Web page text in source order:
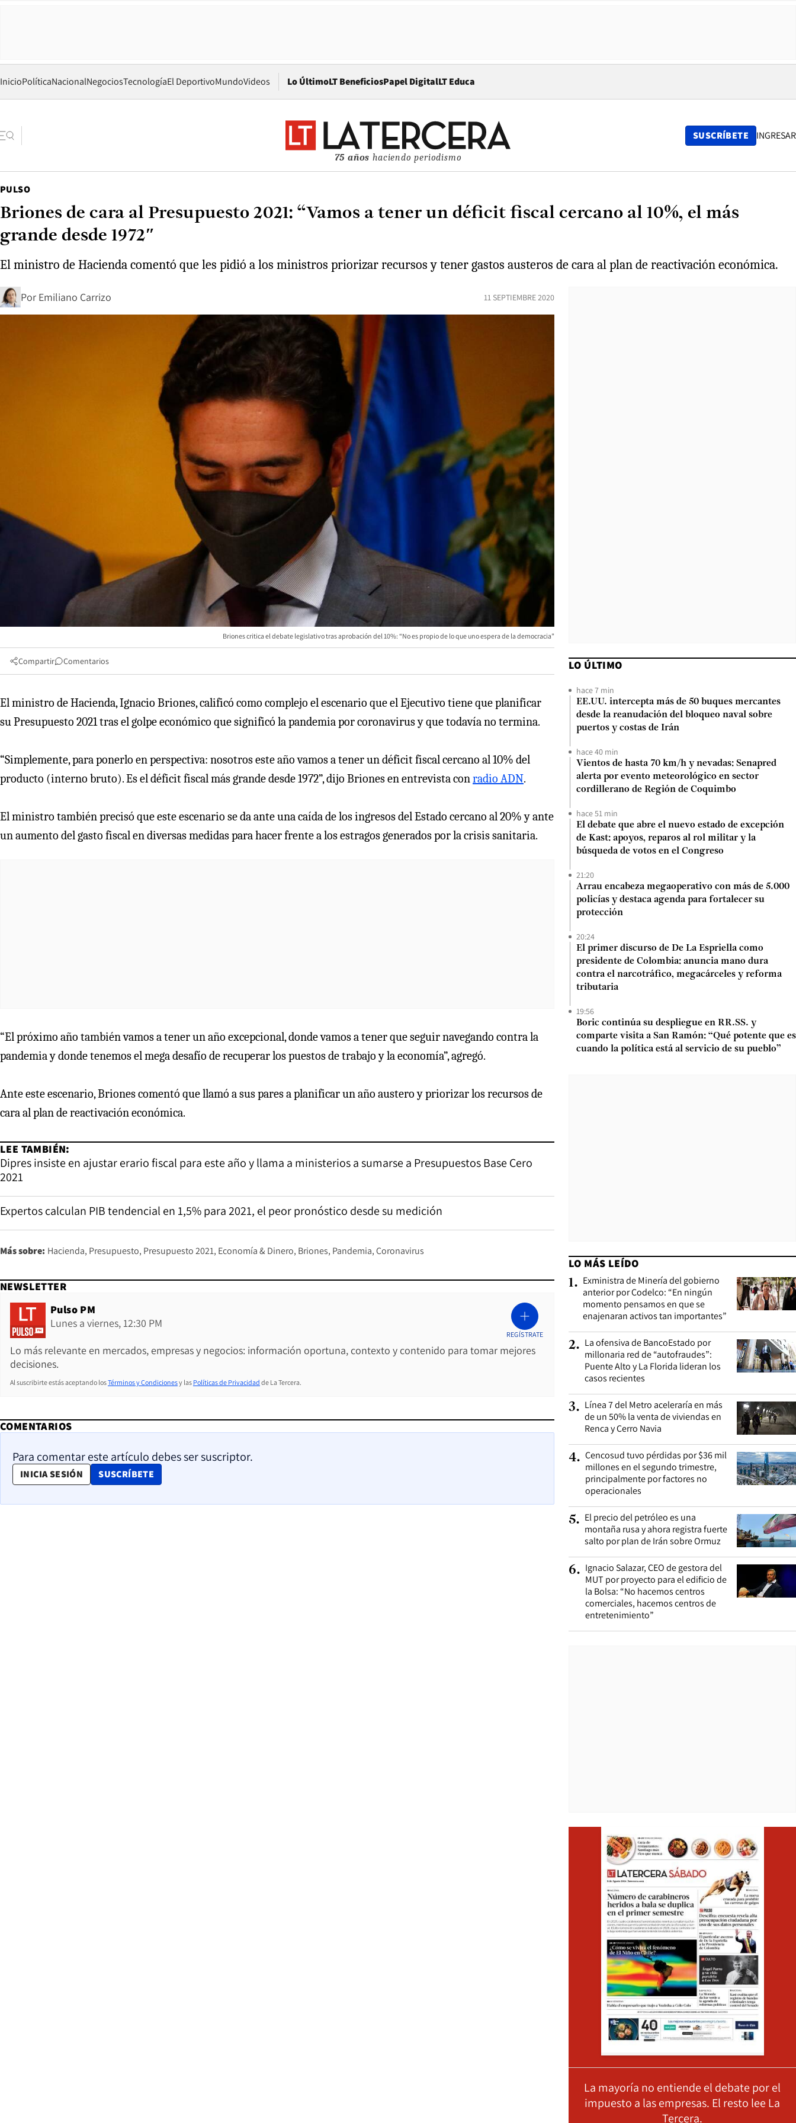
InicioPolíticaNacionalNegociosTecnologíaEl DeportivoMundoVideos Lo ÚltimoLT BeneficiosPapel DigitalOpens in new window
LT Educa
75 años haciendo periodismo
SUSCRÍBETE INGRESAR
PULSO
Briones de cara al Presupuesto 2021: “Vamos a tener un déficit fiscal cercano al 10%, el más
grande desde 1972″
El ministro de Hacienda comentó que les pidió a los ministros priorizar recursos y tener gastos austeros de cara al plan de reactivación económica.
Por Emiliano Carrizo 11 SEPTIEMBRE 2020
Briones critica el debate legislativo tras aprobación del 10%: “No es propio de lo que uno espera de la democracia”
Compartir Comentarios
El ministro de Hacienda, Ignacio Briones, calificó como complejo el escenario que el Ejecutivo tiene que planificar
su Presupuesto 2021 tras el golpe económico que significó la pandemia por coronavirus y que todavía no termina.
“Simplemente, para ponerlo en perspectiva: nosotros este año vamos a tener un déficit fiscal cercano al 10% del
producto (interno bruto). Es el déficit fiscal más grande desde 1972”, dijo Briones en entrevista conradio ADN.
El ministro también precisó que este escenario se da ante una caída de los ingresos del Estado cercano al 20% y ante
un aumento del gasto fiscal en diversas medidas para hacer frente a los estragos generados por la crisis sanitaria.
“El próximo año también vamos a tener un año excepcional, donde vamos a tener que seguir navegando contra la
pandemia y donde tenemos el mega desafío de recuperar los puestos de trabajo y la economía”, agregó.
Ante este escenario, Briones comentó que llamó a sus pares a planificar un año austero y priorizar los recursos de
cara al plan de reactivación económica.
LEE TAMBIÉN:
Dipres insiste en ajustar erario fiscal para este año y llama a ministerios a sumarse a Presupuestos Base Cero
2021
Expertos calculan PIB tendencial en 1,5% para 2021, el peor pronóstico desde su medición
Más sobre: Hacienda Presupuesto Presupuesto 2021 Economía & Dinero Briones Pandemia Coronavirus
NEWSLETTER
Pulso PM
Lunes a viernes, 12:30 PM
Lo más relevante en mercados, empresas y negocios: información oportuna, contexto y contenido para tomar mejores
decisiones.
REGÍSTRATE
Al suscribirte estás aceptando losTérminos y Condicionesy las Políticas de Privacidad de La Tercera.
COMENTARIOS
Para comentar este artículo debes ser suscriptor.
INICIA SESIÓN SUSCRÍBETE
OPENS IN NEW WINDOW
LO ÚLTIMO
hace 7 min
EE.UU. intercepta más de 50 buques mercantes
desde la reanudación del bloqueo naval sobre
puertos y costas de Irán
hace 40 min
Vientos de hasta 70 km/h y nevadas: Senapred
alerta por evento meteorológico en sector
cordillerano de Región de Coquimbo
hace 51 min
El debate que abre el nuevo estado de excepción
de Kast: apoyos, reparos al rol militar y la
búsqueda de votos en el Congreso
21:20
Arrau encabeza megaoperativo con más de 5.000
policías y destaca agenda para fortalecer su
protección
20:24
El primer discurso de De La Espriella como
presidente de Colombia: anuncia mano dura
contra el narcotráfico, megacárceles y reforma
tributaria
19:56
Boric continúa su despliegue en RR.SS. y
comparte visita a San Ramón: “Qué potente que es
cuando la política está al servicio de su pueblo”
LO MÁS LEÍDO
1. Exministra de Minería del gobierno
anterior por Codelco: “En ningún
momento pensamos en que se
enajenaran activos tan importantes”
2. La ofensiva de BancoEstado por
millonaria red de “autofraudes”:
Puente Alto y La Florida lideran los
casos recientes
3. Línea 7 del Metro aceleraría en más
de un 50% la venta de viviendas en
Renca y Cerro Navia
4. Cencosud tuvo pérdidas por $36 mil
millones en el segundo trimestre,
principalmente por factores no
operacionales
5. El precio del petróleo es una
montaña rusa y ahora registra fuerte
salto por plan de Irán sobre Ormuz
6. Ignacio Salazar, CEO de gestora del
MUT por proyecto para el edificio de
la Bolsa: “No hacemos centros
comerciales, hacemos centros de
entretenimiento”
La mayoría no entiende el debate por el
impuesto a las empresas. El resto lee La
Tercera.